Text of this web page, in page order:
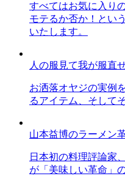
すべてはお気に入り
モテるか否か！とい
いたします。
人の服見て我が服直
お洒落オヤジの実例
るアイテム、そして
山本益博のラーメン
日本初の料理評論家
が「美味しい革命」